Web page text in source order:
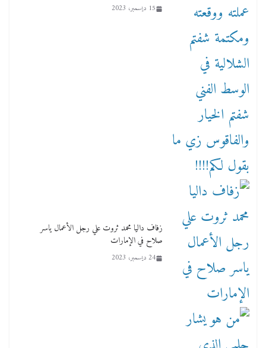
15 ديسمبر، 2023
زفاف داليا محمد ثروت علي رجل الأعمال ياسر
صلاح في الإمارات
24 ديسمبر، 2023